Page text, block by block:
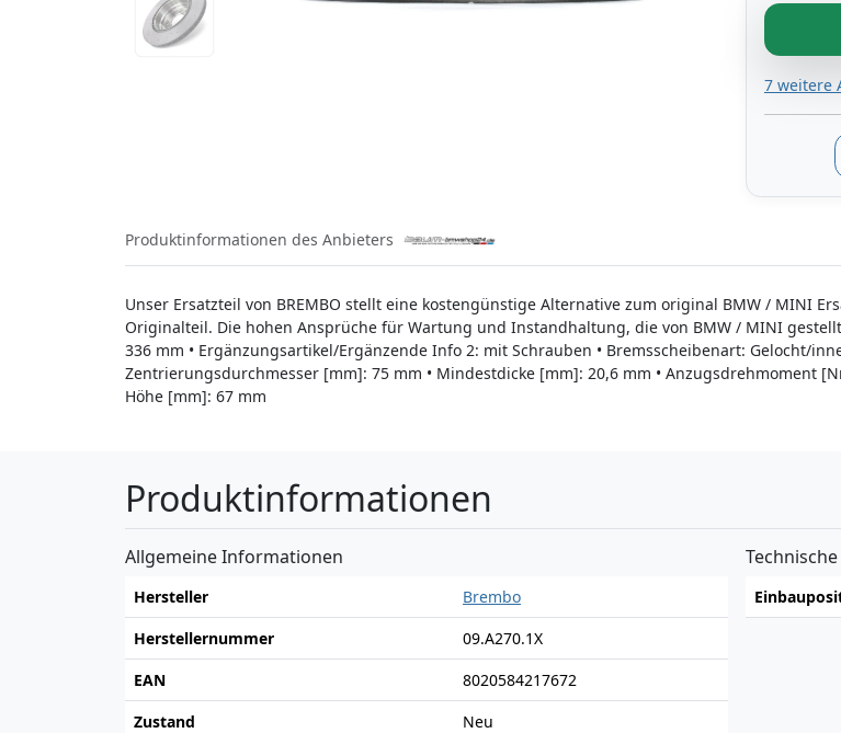
7 weitere
Produktinformationen des Anbieters
Unser Ersatzteil von BREMBO stellt eine kostengünstige Alternative zum original BMW / MINI
Originalteil. Die hohen Ansprüche für Wartung und Instandhaltung, die von BMW / MINI
336 mm • Ergänzungsartikel/Ergänzende Info 2: mit Schrauben • Bremsscheibenart: Gelocht/
Zentrierungsdurchmesser [mm]: 75 mm • Mindestdicke [mm]: 20,6 mm • Anzugsdrehmoment
Höhe [mm]: 67 mm
Produktinformationen
Allgemeine Informationen
Hersteller
Brembo
Herstellernummer
09.A270.1X
EAN
8020584217672
Zustand
Neu